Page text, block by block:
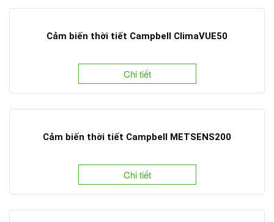
Cảm biến thời tiết Campbell ClimaVUE50
Chi tiết
Cảm biến thời tiết Campbell METSENS200
Chi tiết